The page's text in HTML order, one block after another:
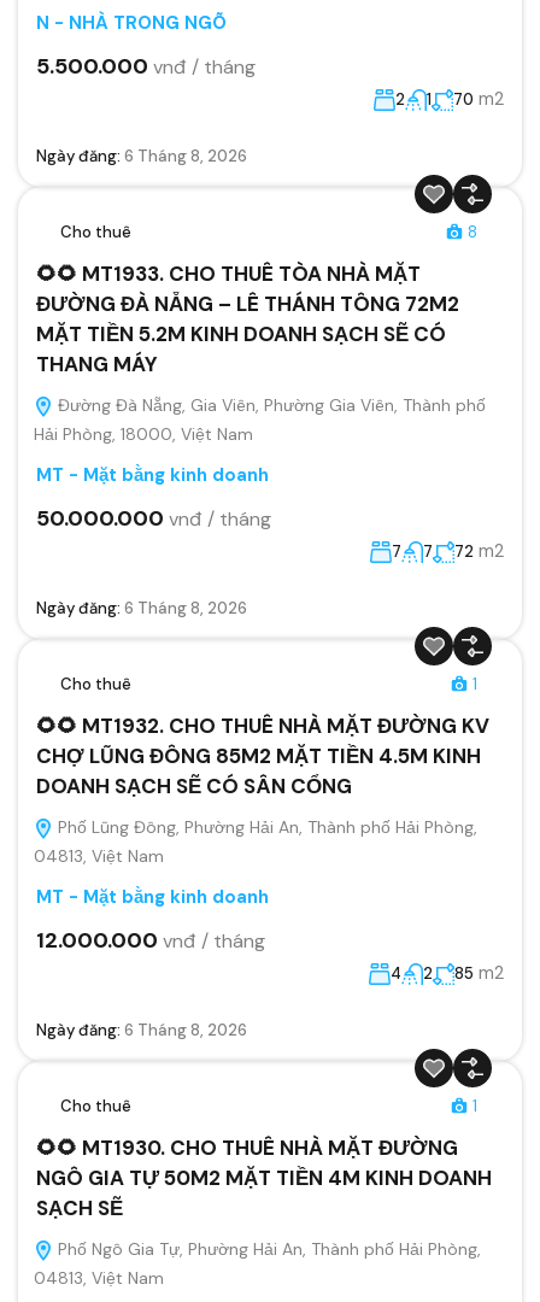
N - NHÀ TRONG NGÕ
5.500.000 vnđ / tháng
2 1 70 m2
Ngày đăng: 6 Tháng 8, 2026
Cho thuê 8
🌻🌻 MT1933. CHO THUÊ TÒA NHÀ MẶT
ĐƯỜNG ĐÀ NẴNG – LÊ THÁNH TÔNG 72M2
MẶT TIỀN 5.2M KINH DOANH SẠCH SẼ CÓ
THANG MÁY
Đường Đà Nẵng, Gia Viên, Phường Gia Viên, Thành phố
Hải Phòng, 18000, Việt Nam
MT - Mặt bằng kinh doanh
50.000.000 vnđ / tháng
7 7 72 m2
Ngày đăng: 6 Tháng 8, 2026
Cho thuê 1
🌻🌻 MT1932. CHO THUÊ NHÀ MẶT ĐƯỜNG KV
CHỢ LŨNG ĐÔNG 85M2 MẶT TIỀN 4.5M KINH
DOANH SẠCH SẼ CÓ SÂN CỔNG
Phố Lũng Đông, Phường Hải An, Thành phố Hải Phòng,
04813, Việt Nam
MT - Mặt bằng kinh doanh
12.000.000 vnđ / tháng
4 2 85 m2
Ngày đăng: 6 Tháng 8, 2026
Cho thuê 1
🌻🌻 MT1930. CHO THUÊ NHÀ MẶT ĐƯỜNG
NGÔ GIA TỰ 50M2 MẶT TIỀN 4M KINH DOANH
SẠCH SẼ
Phố Ngô Gia Tự, Phường Hải An, Thành phố Hải Phòng,
04813, Việt Nam